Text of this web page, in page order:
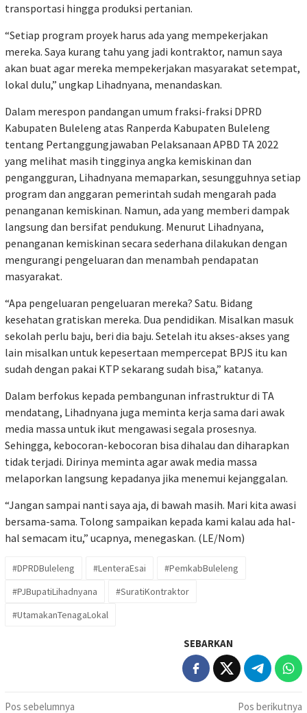
transportasi hingga produksi pertanian.
“Setiap program proyek harus ada yang mempekerjakan
mereka. Saya kurang tahu yang jadi kontraktor, namun saya
akan buat agar mereka mempekerjakan masyarakat setempat,
lokal dulu,” ungkap Lihadnyana, menandaskan.
Dalam merespon pandangan umum fraksi-fraksi DPRD
Kabupaten Buleleng atas Ranperda Kabupaten Buleleng
tentang Pertanggungjawaban Pelaksanaan APBD TA 2022
yang melihat masih tingginya angka kemiskinan dan
pengangguran, Lihadnyana memaparkan, sesungguhnya setiap
program dan anggaran pemerintah sudah mengarah pada
penanganan kemiskinan. Namun, ada yang memberi dampak
langsung dan bersifat pendukung. Menurut Lihadnyana,
penanganan kemiskinan secara sederhana dilakukan dengan
mengurangi pengeluaran dan menambah pendapatan
masyarakat.
“Apa pengeluaran pengeluaran mereka? Satu. Bidang
kesehatan gratiskan mereka. Dua pendidikan. Misalkan masuk
sekolah perlu baju, beri dia baju. Setelah itu akses-akses yang
lain misalkan untuk kepesertaan mempercepat BPJS itu kan
sudah dengan pakai KTP sekarang sudah bisa,” katanya.
Dalam berfokus kepada pembangunan infrastruktur di TA
mendatang, Lihadnyana juga meminta kerja sama dari awak
media massa untuk ikut mengawasi segala prosesnya.
Sehingga, kebocoran-kebocoran bisa dihalau dan diharapkan
tidak terjadi. Dirinya meminta agar awak media massa
melaporkan langsung kepadanya jika menemui kejanggalan.
“Jangan sampai nanti saya aja, di bawah masih. Mari kita awasi
bersama-sama. Tolong sampaikan kepada kami kalau ada hal-
hal semacam itu,” ucapnya, menegaskan. (LE/Nom)
#DPRDBuleleng #LenteraEsai
#PemkabBuleleng
#PJBupatiLihadnyana
#SuratiKontraktor
#UtamakanTenagaLokal
SEBARKAN
Navigasi
Pos sebelumnya Pos berikutnya